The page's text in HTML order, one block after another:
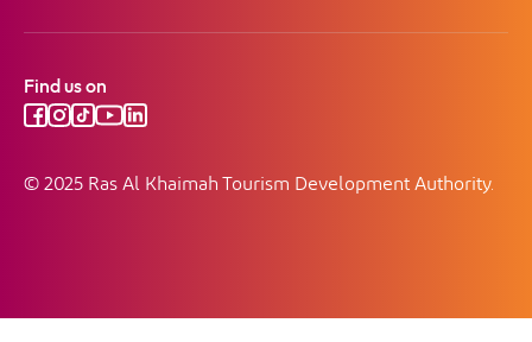
Find us on
© 2025 Ras Al Khaimah Tourism Development Authority.